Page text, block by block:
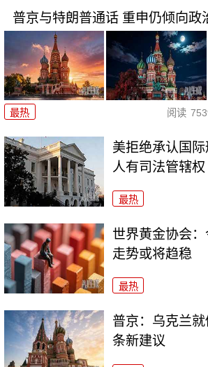
普京与特朗普通话 重申仍倾向政
最热 阅读
美拒绝承认国
人有司法管辖权
最热
世界黄金协会
走势或将趋稳
最热
普京：乌克兰
条新建议